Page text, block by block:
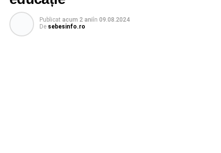
Publicat acum 2 aniîn 09.08.2024
De sebesinfo.ro